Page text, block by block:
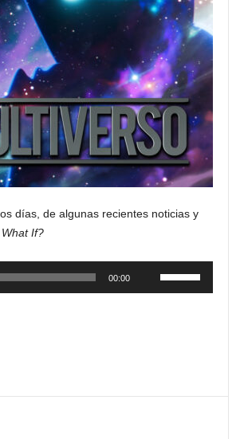
días, de algunas recientes noticias y
What If?
00:00